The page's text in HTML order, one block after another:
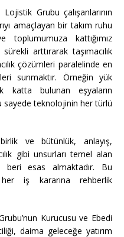
Grubu çalışanlarının
amaçlayan bir takım ruhu
toplumumuza kattığımız
arttırarak taşımacılık
çözümleri paralelinde en
sunmaktır. Örneğin yük
katta bulunan eşyaların
sayede teknolojinin her türlü
ve bütünlük, anlayış,
gibi unsurları temel alan
beri esas almaktadır. Bu
iş kararına rehberlik
Kurucusu ve Ebedi
daima geleceğe yatırım